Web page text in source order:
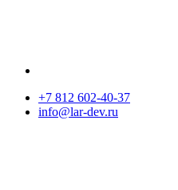
+7 812 602-40-37
info@lar-dev.ru